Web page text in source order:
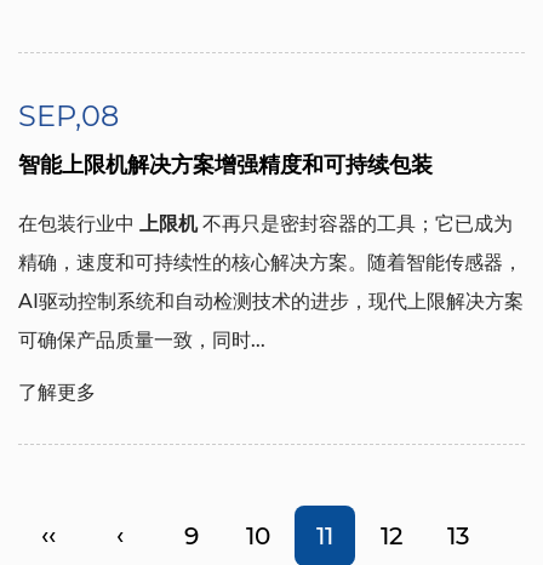
SEP,08
智能上限机解决方案增强精度和可持续包装
在包装行业中 上限机不再只是密封容器的工具；它已成为
精确，速度和可持续性的核心解决方案。随着智能传感器，
AI驱动控制系统和自动检测技术的进步，现代上限解决方案
可确保产品质量一致，同时...
了解更多
‹‹ ‹ 9 10 11 12 13